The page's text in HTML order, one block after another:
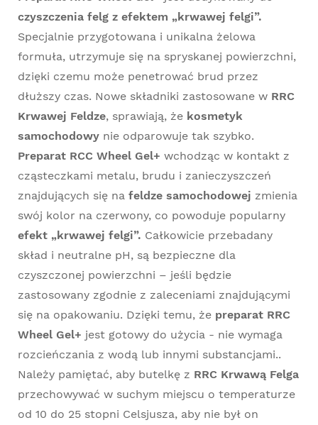
czyszczenia felg z efektem „krwawej felgi”.
Specjalnie przygotowana i unikalna żelowa
formuła, utrzymuje się na spryskanej powierzchni,
dzięki czemu może penetrować brud przez
dłuższy czas. Nowe składniki zastosowane w RRC
Krwawej Feldze, sprawiają, że kosmetyk
samochodowy nie odparowuje tak szybko.
Preparat RCC Wheel Gel+ wchodząc w kontakt z
cząsteczkami metalu, brudu i zanieczyszczeń
znajdujących się na feldze samochodowej zmienia
swój kolor na czerwony, co powoduje popularny
efekt „krwawej felgi”. Całkowicie przebadany
skład i neutralne pH, są bezpieczne dla
czyszczonej powierzchni – jeśli będzie
zastosowany zgodnie z zaleceniami znajdującymi
się na opakowaniu. Dzięki temu, że preparat RRC
Wheel Gel+ jest gotowy do użycia - nie wymaga
rozcieńczania z wodą lub innymi substancjami..
Należy pamiętać, aby butelkę z RRC Krwawą Felga
przechowywać w suchym miejscu o temperaturze
od 10 do 25 stopni Celsjusza, aby nie był on